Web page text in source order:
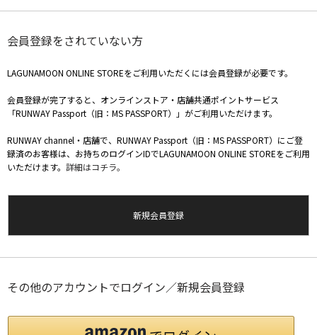
会員登録をされていない方
LAGUNAMOON ONLINE STOREをご利用いただくには会員登録が必要です。
会員登録が完了すると、オンラインストア・店舗共通ポイントサービス
「RUNWAY Passport（旧：MS PASSPORT）」がご利用いただけます。
RUNWAY channel・店舗で、RUNWAY Passport（旧：MS PASSPORT）にご登
録済のお客様は、お持ちのログインIDでLAGUNAMOON ONLINE STOREをご利用
いただけます。 詳細はコチラ。
新規会員登録
その他のアカウントでログイン／新規会員登録